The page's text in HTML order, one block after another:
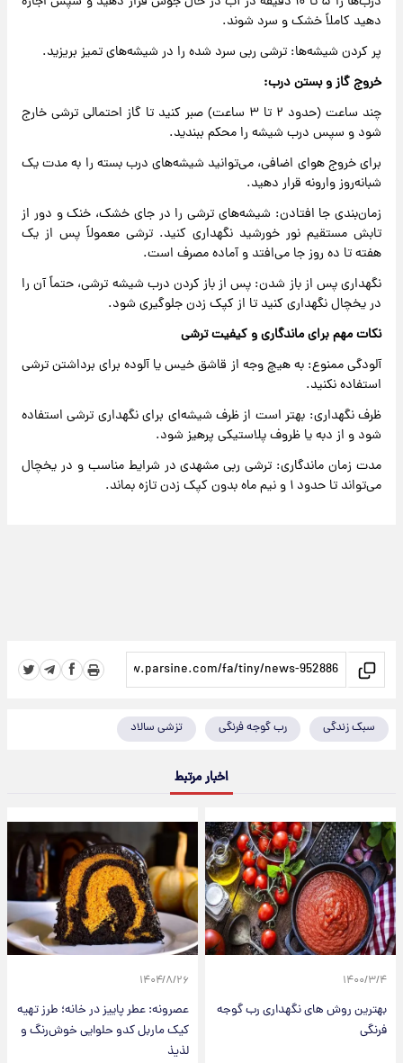
دهید کاملاً خشک و سرد شوند.
پر کردن شیشه‌ها: ترشی ربی سرد شده را در شیشه‌های تمیز بریزید.
خروج گاز و بستن درب:
چند ساعت (حدود ۲ تا ۳ ساعت) صبر کنید تا گاز احتمالی ترشی خارج
شود و سپس درب شیشه را محکم ببندید.
برای خروج هوای اضافی، می‌توانید شیشه‌های درب بسته را به مدت یک
شبانه‌روز وارونه قرار دهید.
زمان‌بندی جا افتادن: شیشه‌های ترشی را در جای خشک، خنک و دور از
تابش مستقیم نور خورشید نگهداری کنید. ترشی معمولاً پس از یک
هفته تا ده روز جا می‌افتد و آماده مصرف است.
نگهداری پس از باز شدن: پس از باز کردن درب شیشه ترشی، حتماً آن را
در یخچال نگهداری کنید تا از کپک زدن جلوگیری شود.
نکات مهم برای ماندگاری و کیفیت ترشی
آلودگی ممنوع: به هیچ وجه از قاشق خیس یا آلوده برای برداشتن ترشی
استفاده نکنید.
ظرف نگهداری: بهتر است از ظرف شیشه‌ای برای نگهداری ترشی استفاده
شود و از دبه یا ظروف پلاستیکی پرهیز شود.
مدت زمان ماندگاری: ترشی ربی مشهدی در شرایط مناسب و در یخچال
می‌تواند تا حدود ۱ و نیم ماه بدون کپک زدن تازه بماند.
سبک زندگی رب گوجه فرنگی تزشی سالاد
اخبار مرتبط
۱۴۰۰/۳/۴
بهترین روش های نگهداری رب گوجه
فرنگی
۱۴۰۴/۸/۲۶
عصرونه: عطر پاییز در خانه؛ طرز تهیه
کیک ماربل کدو حلوایی خوش‌رنگ و
لذیذ